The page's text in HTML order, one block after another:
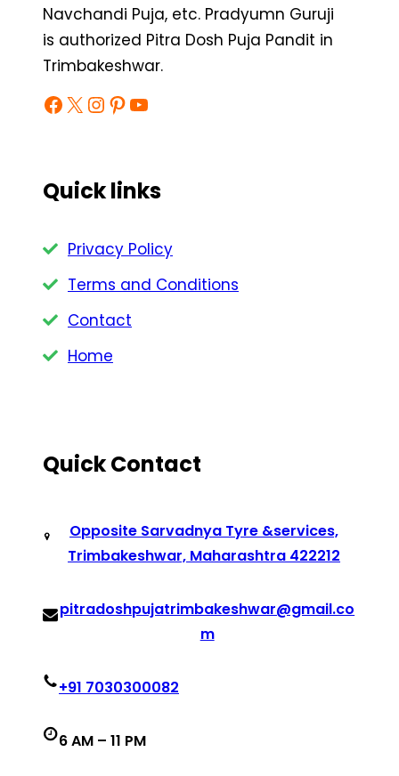
Navchandi Puja, etc. Pradyumn Guruji
is authorized Pitra Dosh Puja Pandit in
Trimbakeshwar.
Facebook X InstagramPinterest YouTube
Quick links
Privacy Policy
Terms and Conditions
Contact
Home
Quick Contact
Opposite Sarvadnya Tyre &services,
Trimbakeshwar, Maharashtra 422212
pitradoshpujatrimbakeshwar@gmail.co
m
+91 7030300082
6 AM – 11 PM